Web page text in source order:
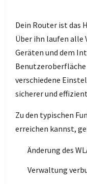
Dein Router ist das
Über ihn laufen alle
Geräten und dem
verschiedene
sicherer und
Zu den typischen
erreichen kannst,
Änderung des
Verwaltung